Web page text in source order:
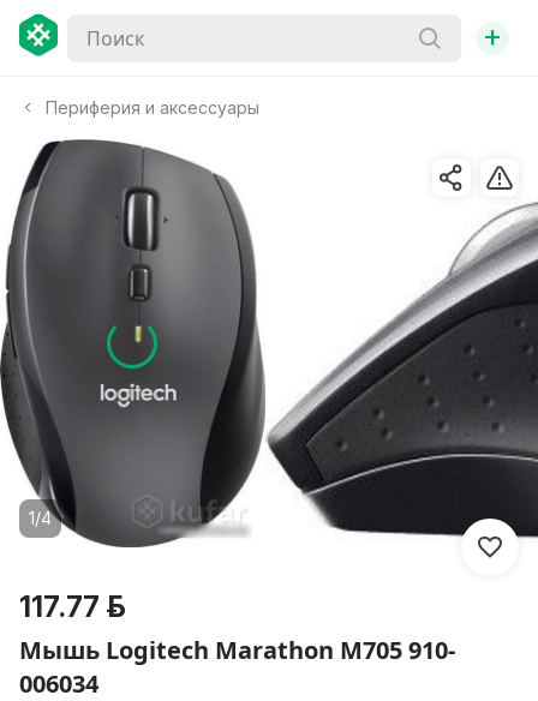
+
Периферия и аксессуары
1/4
117.77 р.
Мышь Logitech Marathon M705 910-
006034